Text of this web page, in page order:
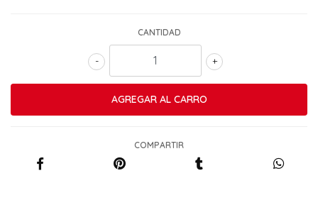
CANTIDAD
+
-
COMPARTIR